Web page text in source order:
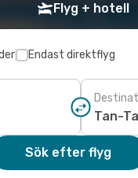
Flyg + hotell
Endast direktflyg
Sök efter flyg